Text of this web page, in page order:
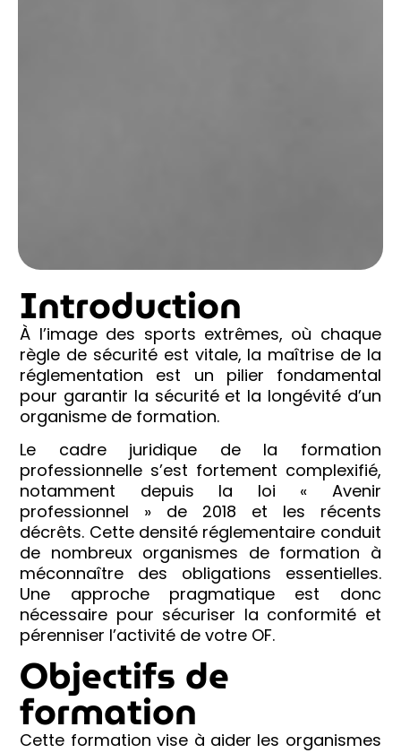
Introduction
À l’image des sports extrêmes, où chaque
règle de sécurité est vitale, la maîtrise de la
réglementation est un pilier fondamental
pour garantir la sécurité et la longévité d’un
organisme de formation.
Le cadre juridique de la formation
professionnelle s’est fortement complexifié,
notamment depuis la loi « Avenir
professionnel » de 2018 et les récents
décrêts. Cette densité réglementaire conduit
de nombreux organismes de formation à
méconnaître des obligations essentielles.
Une approche pragmatique est donc
nécessaire pour sécuriser la conformité et
pérenniser l’activité de votre OF.
Objectifs de
formation
Cette formation vise à aider les organismes